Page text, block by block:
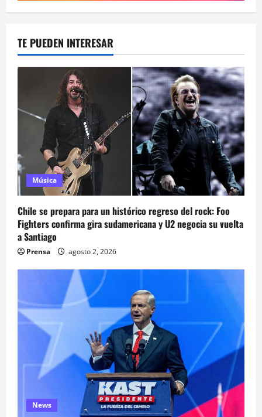
TE PUEDEN INTERESAR
Música
Chile se prepara para un histórico regreso del rock: Foo
Fighters confirma gira sudamericana y U2 negocia su vuelta
a Santiago
Prensa agosto 2, 2026
News